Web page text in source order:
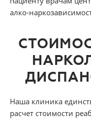
алко-
Наша клиника
расчет стоимости